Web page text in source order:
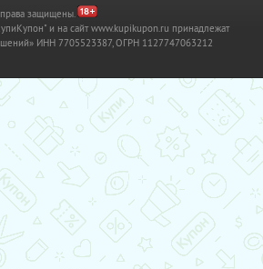
защищены.
и на сайт www.kupikupon.ru принадлежат
ИНН 7705523387, ОГРН 1127747063212